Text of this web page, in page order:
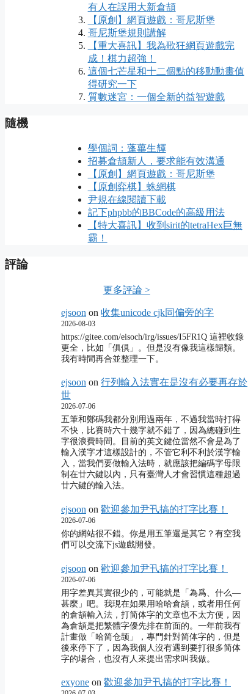
有人在誤用大新倉頡
【原創】網頁遊戲：哥尼斯堡
哥尼斯堡規則講解
【重大喜訊】我為歌狂網頁遊戲完
成！棋力超強！
這個七芒星和十二個點的移動動畫值
得研究一下
質數迷宮：一個全新的益智遊戲
隨機
學個詞：蓬蓽生輝
招募倉頡新人，要求能有效溝通
【原創】網頁遊戲：哥尼斯堡
【原創弈棋】蛛網棋
尹規在線閱讀下載
記下phpbb的BBCode的高級用法
【特大喜訊】收到sirit的tetraHex巨無
霸！
評論
更多評論 >
ejsoon on 收集unicode cjk同偏旁的字
2026-08-03
https://gitee.com/eisoch/irg/issues/I5FR1Q 這裡收錄
更全，比如「俱倶」。但是沒有像我這樣歸類。
我有時間再合並整理一下。
ejsoon on 行列輸入法實在是沒有必要再存於
世
2026-07-06
五筆和鄭碼我都分別用過兩年，不過我當時打得
不快，比賽時六十幾字就不錯了，因為總碰到生
字很浪費時間。目前的英文鍵位當然不會是為了
輸入漢字才這樣設計的，不管它利不利於漢字輸
入，當我們要做輸入法時，就應該把編碼字母限
制在廿六鍵以內，只有臺灣人才會習慣這種超過
廿六鍵的輸入法。
ejsoon on 歡迎參加尹卂搞的打字比賽！
2026-07-06
你的網站很不錯。你是用五筆還是其它？有空我
們可以交流下js遊戲開發。
ejsoon on 歡迎參加尹卂搞的打字比賽！
2026-07-06
用字差異其實很少的，可能就是「為爲、什么―
甚麼」吧。我現在如果用哈哈倉頡，或者用任何
的倉頡輸入法，打简体字的文章也不太方便，因
為倉頡是把繁體字優先排在前面的。一年前我有
計畫做「哈简仓颉」，專門針對简体字的，但是
後來停下了，因為我個人沒有遇到要打很多简体
字的場合，也沒有人來提出需求叫我做。
exyone on 歡迎參加尹卂搞的打字比賽！